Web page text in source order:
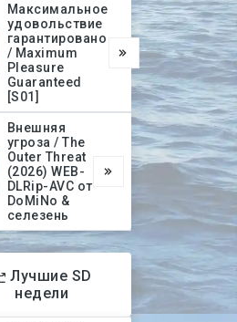
Максимальное
удовольствие
гарантировано
/ Maximum
Pleasure
Guaranteed
[S01]
Внешняя
угроза / The
Outer Threat
(2026) WEB-
DLRip-AVC от
DoMiNo &
селезень
Лучшие SD
недели